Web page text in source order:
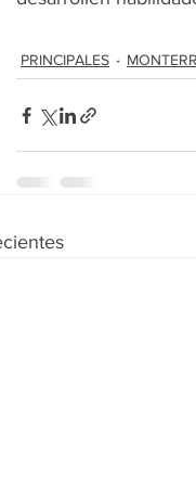
PRINCIPALES